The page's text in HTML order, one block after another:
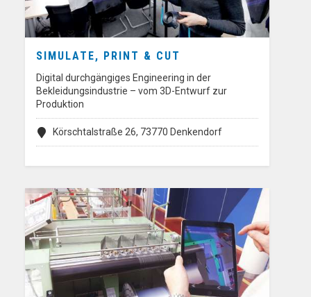
SIMULATE, PRINT & CUT
Digital durchgängiges Engineering in der
Bekleidungsindustrie – vom 3D-Entwurf zur
Produktion
Körschtalstraße 26, 73770 Denkendorf